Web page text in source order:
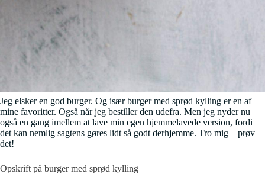
Jeg elsker en god burger. Og især burger med sprød kylling er en af
mine favoritter. Også når jeg bestiller den udefra. Men jeg nyder nu
også en gang imellem at lave min egen hjemmelavede version, fordi
det kan nemlig sagtens gøres lidt så godt derhjemme. Tro mig – prøv
det!
Opskrift på burger med sprød kylling